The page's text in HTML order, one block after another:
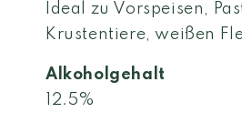
Ideal zu Vorspeisen,
Krustentiere, weißen
Alkoholgehalt
12.5%